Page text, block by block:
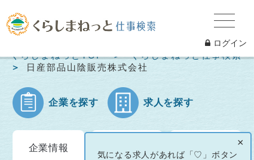
ログイン
くらしまねっとTOP
くらしまねっと仕事検索
日産部品山陰販売株式会社
企業を探す 求人を探す
企業情報
一覧
情報
×
気になる求人があれば「♡」ボタン